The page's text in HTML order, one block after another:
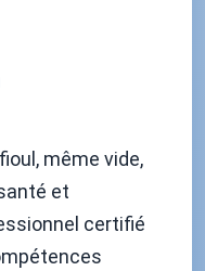
même vide,
et
certifié